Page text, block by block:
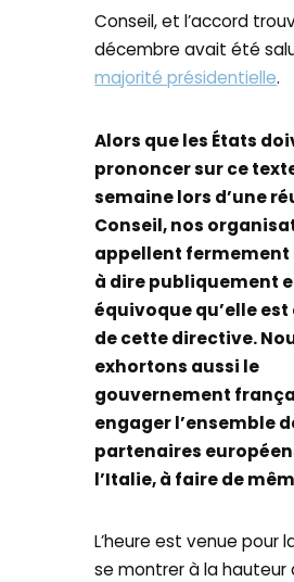
Conseil, et l’accord
décembre avait été
majorité présidentielle.
Alors que les États
prononcer sur ce
semaine lors d’une
Conseil, nos
appellent fermement
à dire publiquement
équivoque qu’elle
de cette directive.
exhortons aussi le
gouvernement
engager l’ensemble
partenaires
l’Italie, à faire de
L’heure est venue pour
se montrer à la hauteur